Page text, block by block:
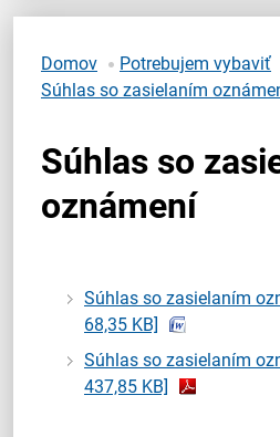
Samospráva
O Lamači
Domov Potrebujem vybaviť
Súhlas so zasielaním
Súhlas so
oznámení
Súhlas so zasielaním
68,35 KB]
Súhlas so zasielaním
437,85 KB]